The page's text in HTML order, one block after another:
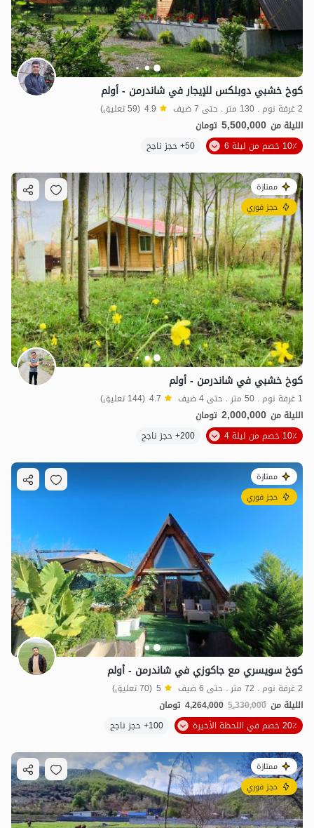
كوخ خشبي دوبلكس للإيجار في شاندرمن - أولم
2 غرفة نوم . 130 متر . حتى 7 ضيف 4.9 (59 تعليق)
الليلة من 5,500,000 تومان
10٪ خصم من ليلة 6
50+ حجز ناجح
ممتازة
حجز فوري
كوخ خشبي في شاندرمن - أولم
1 غرفة نوم . 50 متر . حتى 4 ضيف 4.7 (144 تعليق)
الليلة من 2,000,000 تومان
10٪ خصم من ليلة 4
200+ حجز ناجح
ممتازة
حجز فوري
كوخ سويسري مع جاكوزي في شاندرمن - أولم
2 غرفة نوم . 72 متر . حتى 6 ضيف 5 (70 تعليق)
الليلة من 5,330,000
4,264,000 تومان
20٪ خصم في اللحظة الأخيرة
100+ حجز ناجح
ممتازة
حجز فوري